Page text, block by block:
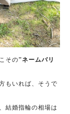
その”ネームバリ
もいれば、そうで
結婚指輪の相場は